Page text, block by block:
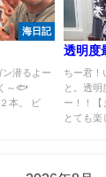
海日記
潜るよー
く～🐟
本。 ビ
透明度
ちー君！
と。透明
ー！！【
とても楽